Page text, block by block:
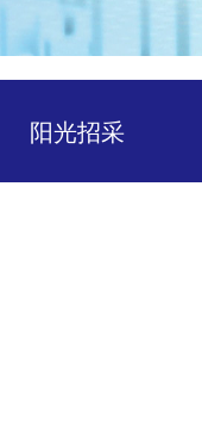
阳光招采